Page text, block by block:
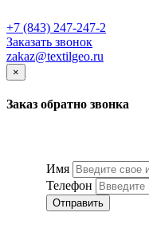
+7 (843) 247-247-2
Заказать звонок
zakaz@textilgeo.ru
×
Заказ обратно звонка
Имя
Телефон
Отправить